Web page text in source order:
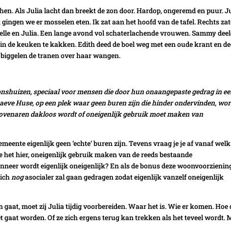
Als Julia lacht dan breekt de zon door. Hardop, ongeremd en puur.
we er mosselen eten. Ik zat aan het hoofd van de tafel. Rechts
en Julia. Een lange avond vol schaterlachende vrouwen. Sammy
de keuken te kakken. Edith deed de boel weg met een oude krant en
de tranen over haar wangen.
speciaal voor mensen die door hun onaangepaste gedrag in
Huse, op een plek waar geen buren zijn die hinder ondervinden,
dakloos wordt of oneigenlijk gebruik moet maken van
eigenlijk geen ‘echte’ buren zijn. Tevens vraag je je af vanaf welk
hier, oneigenlijk gebruik maken van de reeds bestaande
wordt eigenlijk oneigenlijk? En als de bonus deze
nogasocialer zal gaan gedragen zodat eigenlijk vanzelf oneigenlijk
moet zij Julia tijdig voorbereiden. Waar het is. Wie er komen.
gaat worden. Of ze zich ergens terug kan trekken als het teveel wordt.